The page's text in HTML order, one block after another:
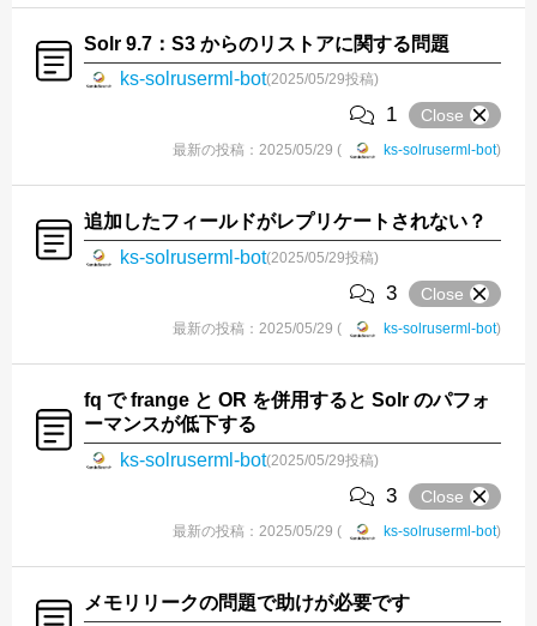
Solr 9.7：S3 からのリストアに関する問題
ks-solruserml-bot(2025/05/29投稿)
1 Close
最新の投稿：2025/05/29 ( ks-solruserml-bot)
追加したフィールドがレプリケートされない？
ks-solruserml-bot(2025/05/29投稿)
3 Close
最新の投稿：2025/05/29 ( ks-solruserml-bot)
fq で frange と OR を併用すると Solr のパフォ
ーマンスが低下する
ks-solruserml-bot(2025/05/29投稿)
3 Close
最新の投稿：2025/05/29 ( ks-solruserml-bot)
メモリリークの問題で助けが必要です